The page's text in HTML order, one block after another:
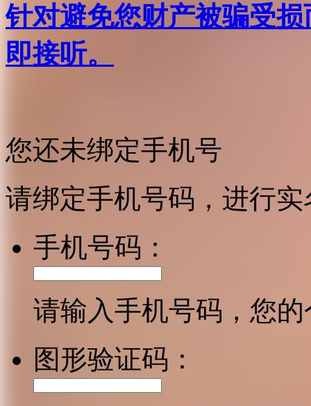
针对避免您财产被骗受
即接听。
您还未绑定手机号
请绑定手机号码，进行
手机号码：
请输入手机号码，您
图形验证码：